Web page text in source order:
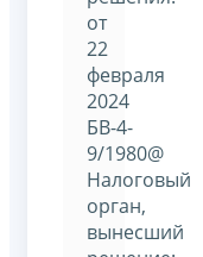
от
22
февраля
2024
БВ-4-
9/1980@
Налоговый
орган,
вынесший